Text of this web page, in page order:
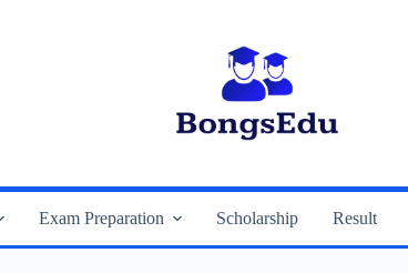
Exam Preparation Scholarship Result